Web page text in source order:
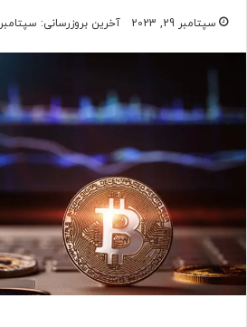
سپتامبر 29, 2023 آخرین بروزرسانی: سپتامبر 29, 2023